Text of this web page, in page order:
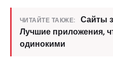
ЧИТАЙТЕ ТАКЖЕ:
Сайты
Лучшие приложения,
одинокими